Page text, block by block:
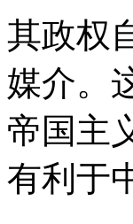
其政权
媒介。
帝国主
有利于